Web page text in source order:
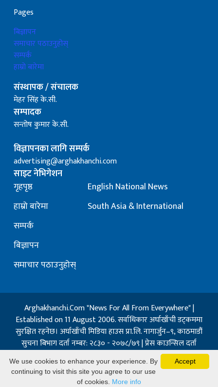
Pages
बिज्ञापन
समाचार पठाउनुहोस्
सम्पर्क
हाम्रो बारेमा
संस्थापक / संचालक
मेहर सिंह के.सी.
सम्पादक
सन्तोष कुमार के.सी.
विज्ञापनका लागि सम्पर्क
advertising@arghakhanchi.com
साइट नेभिगेशन
गृहपृष्ठ
हाम्रो बारेमा
सम्पर्क
बिज्ञापन
समाचार पठाउनुहोस्
English National News
South Asia & International
Arghakhanchi.Com "News For All From Everywhere" |
Established on 11 August 2006. सर्वाधिकार अर्घाखाँची डट्कममा
सुरक्षित रहनेछ। अर्घाखाँची मिडिया हाउस प्रा.लि. नागार्जुन–९, काठमाडौं
सुचना बिभाग दर्ता नम्बर: २८३० - २०७८/७९ | प्रेस काउन्सिल दर्ता
नम्बर: १३२ / २०७३-०४-२१ | जिप्रका सि- नम्बर: ७, दर्ता नम्बर
७-०६७-६८
Powered By:Best Nepal
Accept
We use cookies to enhance your experience. By
continuing to visit this site you agree to our use
of cookies. More info